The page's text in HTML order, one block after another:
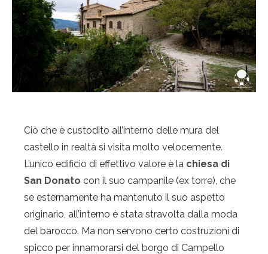
Ciò che è custodito all’interno delle mura del
castello in realtà si visita molto velocemente.
L’unico edificio di effettivo valore è la chiesa di
San Donato con il suo campanile (ex torre), che
se esternamente ha mantenuto il suo aspetto
originario, all’interno è stata stravolta dalla moda
del barocco. Ma non servono certo costruzioni di
spicco per innamorarsi del borgo di Campello